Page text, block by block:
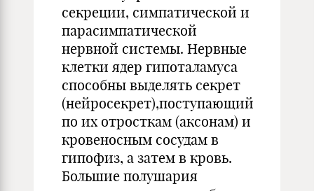
секреции, симпатической и
парасимпатической
нервной системы. Нервные
клетки ядер гипоталамуса
способны выделять секрет
(нейросекрет),поступающий
по их отросткам (аксонам) и
кровеносным сосудам в
гипофиз, а затем в кровь.
Большие полушария